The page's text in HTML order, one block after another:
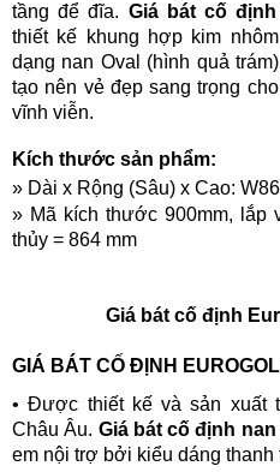
tầng để đĩa. Giá bát cố
thiết kế khung hợp kim
dạng nan Oval (hình quả
tạo nên vẻ đẹp sang trọng
vĩnh viễn.
Kích thước sản phẩm:
» Dài x Rộng (Sâu) x Cao:
» Mã kích thước 900mm, lắp
thủy = 864 mm
Giá bát cố định
GIÁ BÁT CỐ ĐỊNH
• Được thiết kế và sản xuất
Châu Âu. Giá bát cố định nan
em nội trợ bởi kiểu dáng thanh